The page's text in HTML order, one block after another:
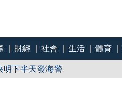
財經 社會 生活 體育
下半天發海警
兩人簽名